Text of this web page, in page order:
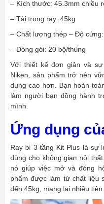
– Kích thước: 45.3mm chiều
– Tải trọng ray: 45kg
– Chất lượng thép – Độ
– Đóng gói: 20 bộ/thùng
Với thiết kế đơn giản và
Niken, sản phẩm trở nên
dụng cao hơn. Bạn hoàn
làm người bạn đồng hành
mình.
Ứng dụng
Ray bi 3 tầng Kit Plus là sự
dùng cho không gian nội
nó giúp việc mở và đóng
phẩm được làm từ chất liệu
đến 45kg, mang lại nhiều